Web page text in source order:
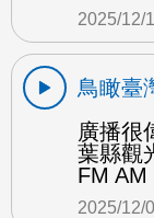
2025/12/
鳥瞰臺
廣播很
葉縣觀
FM AM
2025/12/